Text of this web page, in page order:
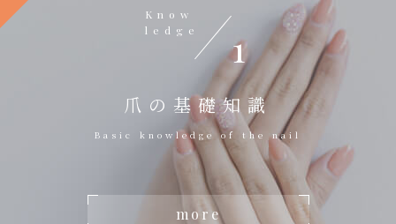
Know
ledge
1
爪の基礎知識
Basic knowledge of the nail
more